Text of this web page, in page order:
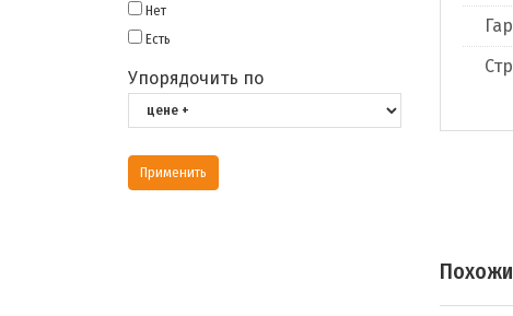
Нет
Есть
Упорядочить по